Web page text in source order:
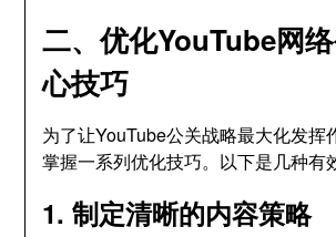
二、优化YouTube网
心技巧
为了让YouTube公关战略最大化发挥
掌握一系列优化技巧。以下是几种有
1. 制定清晰的内容策略